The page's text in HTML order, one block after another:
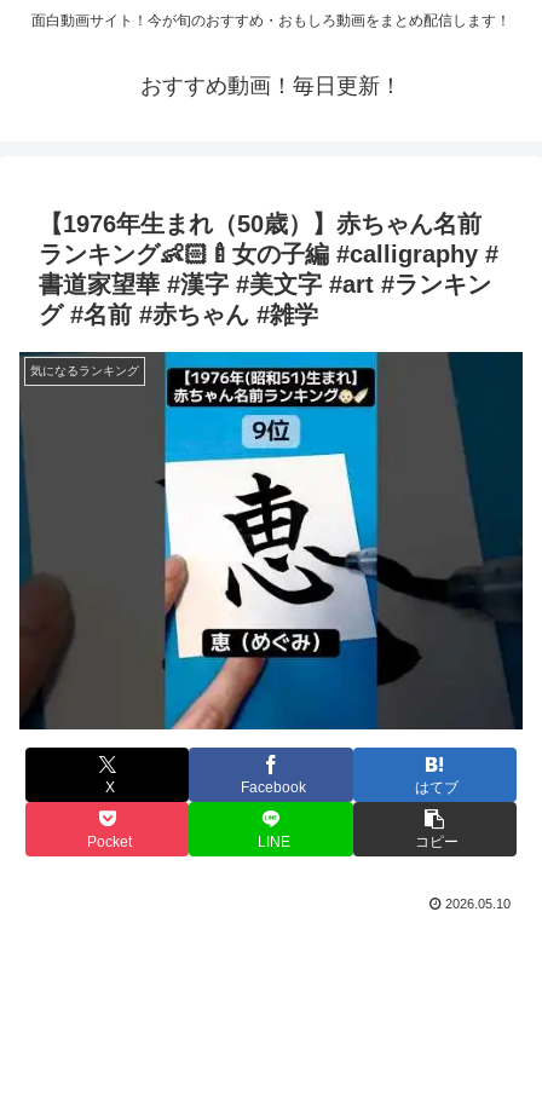
面白動画サイト！今が旬のおすすめ・おもしろ動画をまとめ配信します！
おすすめ動画！毎日更新！
【1976年生まれ（50歳）】赤ちゃん名前
ランキング👶🏻‪‪🍼女の子編 #calligraphy #
書道家望華 #漢字 #美文字 #art #ランキン
グ #名前 #赤ちゃん #雑学
気になるランキング
X Facebook はてブ
Pocket LINE コピー
2026.05.10